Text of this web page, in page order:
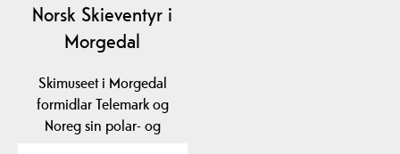
Norsk Skieventyr i
Morgedal
Skimuseet i Morgedal
formidlar Telemark og
Noreg sin polar- og